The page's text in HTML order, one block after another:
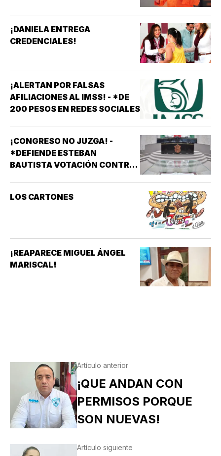
¡DANIELA ENTREGA
CREDENCIALES!
¡ALERTAN POR FALSAS
AFILIACIONES AL IMSS! - *DE
200 PESOS EN REDES SOCIALES
¡CONGRESO NO JUZGA! -
*DEFIENDE ESTEBAN
BAUTISTA VOTACIÓN CONTRA
LOS CARTONES
¡REAPARECE MIGUEL ÁNGEL
MARISCAL!
Artículo anterior
¡QUE ANDAN CON
PERMISOS PORQUE
SON NUEVAS!
Artículo siguiente